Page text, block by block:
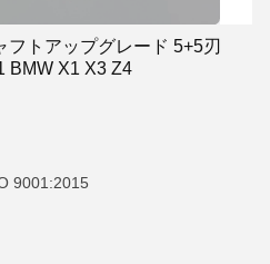
トアップグレード 5+5刃
BMW X1 X3 Z4
9001:2015